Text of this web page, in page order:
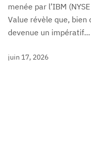
menée par l’IBM
Value révèle que, bien
devenue un impératif...
juin 17, 2026